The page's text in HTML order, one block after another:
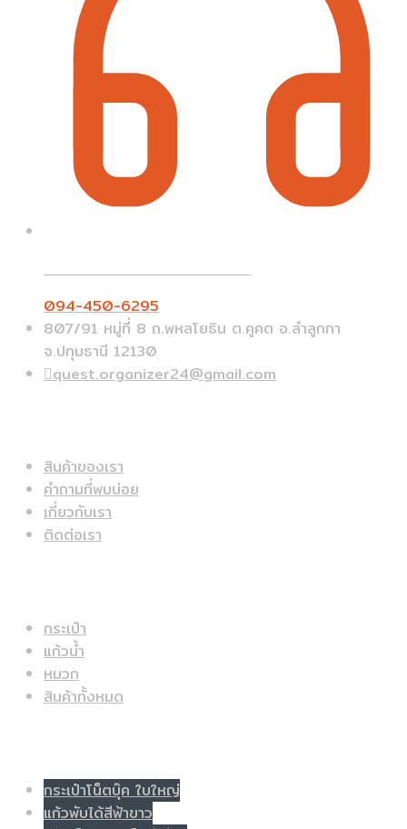
094-450-6295
807/91 หมู่ที่ 8 ถ.พหลโยธิน ต.คูคต อ.ลำลูกกา
จ.ปทุมธานี 12130
quest.organizer24@gmail.com
สินค้าของเรา
คำถามที่พบบ่อย
เกี่ยวกับเรา
ติดต่อเรา
กระเป๋า
แก้วน้ำ
หมวก
สินค้าทั้งหมด
กระเป๋าโน็ตบุ๊ค ใบใหญ่
แก้วพับได้สีฟ้าขาว